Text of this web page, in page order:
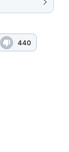
440